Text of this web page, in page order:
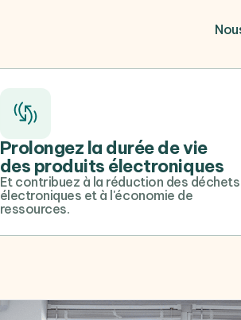
Prolongez la durée de vie
des produits électroniques
Et contribuez à la réduction des déchets
électroniques et à l'économie de
ressources.